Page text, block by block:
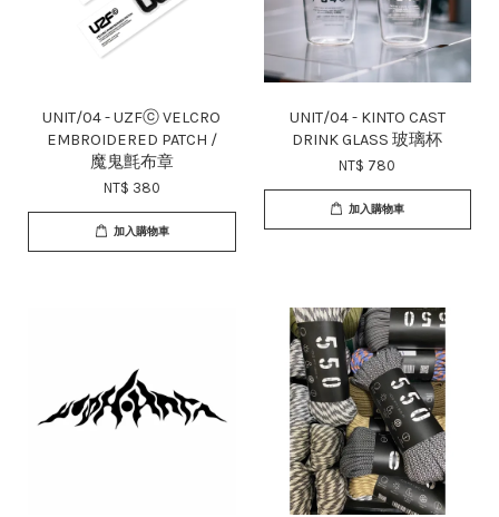
UNIT/04 - UZFⓒ VELCRO
EMBROIDERED PATCH /
魔鬼氈布章
NT$ 380
加入購物車
UNIT/04 - KINTO CAST
DRINK GLASS 玻璃杯
NT$ 780
加入購物車